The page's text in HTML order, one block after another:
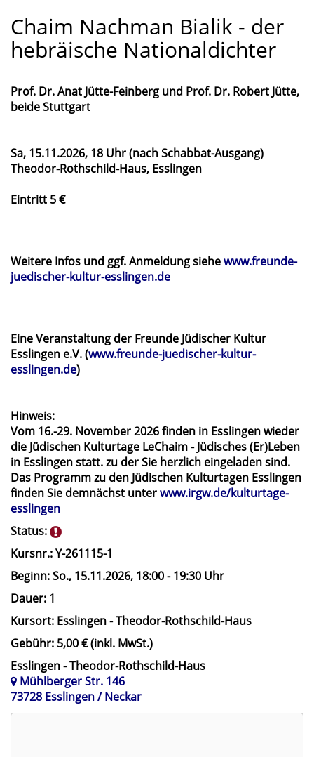
Chaim Nachman Bialik - der
hebräische Nationaldichter
Prof. Dr. Anat Jütte-Feinberg und Prof. Dr. Robert Jütte,
beide Stuttgart
Sa, 15.11.2026, 18 Uhr (nach Schabbat-Ausgang)
Theodor-Rothschild-Haus, Esslingen
Eintritt 5 €
Weitere Infos und ggf. Anmeldung siehewww.freunde-
juedischer-kultur-esslingen.de
Eine Veranstaltung der Freunde Jüdischer Kultur
Esslingen e.V. (www.freunde-juedischer-kultur-
esslingen.de)
Hinweis:
Vom 16.-29. November 2026 finden in Esslingen wieder
die Jüdischen Kulturtage LeChaim - Jüdisches (Er)Leben
in Esslingenstatt. zu der Sie herzlich eingeladen sind.
Das Programm zu den Jüdischen Kulturtagen Esslingen
finden Sie demnächst unterwww.irgw.de/kulturtage-
esslingen
Status:
Kursnr.:Y-261115-1
Beginn:So., 15.11.2026, 18:00 - 19:30 Uhr
Dauer: 1
Kursort: Esslingen - Theodor-Rothschild-Haus
Gebühr: 5,00 € (inkl. MwSt.)
Esslingen - Theodor-Rothschild-Haus
Mühlberger Str. 146
73728 Esslingen / Neckar